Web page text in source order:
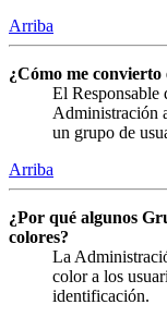
Arriba
¿Cómo me convierto
El Responsable
Administración
un grupo de
Arriba
¿Por qué algunos
colores?
La
color a los
identificación.